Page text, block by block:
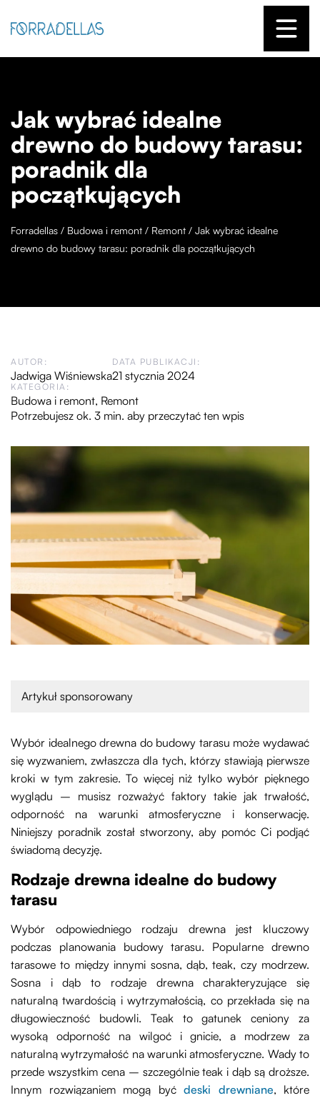
Jak wybrać idealne
drewno do budowy tarasu:
poradnik dla
początkujących
Forradellas / Budowa i remont / Remont / Jak wybrać idealne
drewno do budowy tarasu: poradnik dla początkujących
AUTOR:
Jadwiga Wiśniewska
DATA PUBLIKACJI:
21 stycznia 2024
KATEGORIA:
Budowa i remont, Remont
Potrzebujesz ok. 3 min. aby przeczytać ten wpis
Artykuł sponsorowany
Wybór idealnego drewna do budowy tarasu może wydawać
się wyzwaniem, zwłaszcza dla tych, którzy stawiają pierwsze
kroki w tym zakresie. To więcej niż tylko wybór pięknego
wyglądu – musisz rozważyć faktory takie jak trwałość,
odporność na warunki atmosferyczne i konserwację.
Niniejszy poradnik został stworzony, aby pomóc Ci podjąć
świadomą decyzję.
Rodzaje drewna idealne do budowy
tarasu
Wybór odpowiedniego rodzaju drewna jest kluczowy
podczas planowania budowy tarasu. Popularne drewno
tarasowe to między innymi sosna, dąb, teak, czy modrzew.
Sosna i dąb to rodzaje drewna charakteryzujące się
naturalną twardością i wytrzymałością, co przekłada się na
długowieczność budowli. Teak to gatunek ceniony za
wysoką odporność na wilgoć i gnicie, a modrzew za
naturalną wytrzymałość na warunki atmosferyczne. Wady to
przede wszystkim cena – szczególnie teak i dąb są droższe.
Innym rozwiązaniem mogą być deski drewniane, które